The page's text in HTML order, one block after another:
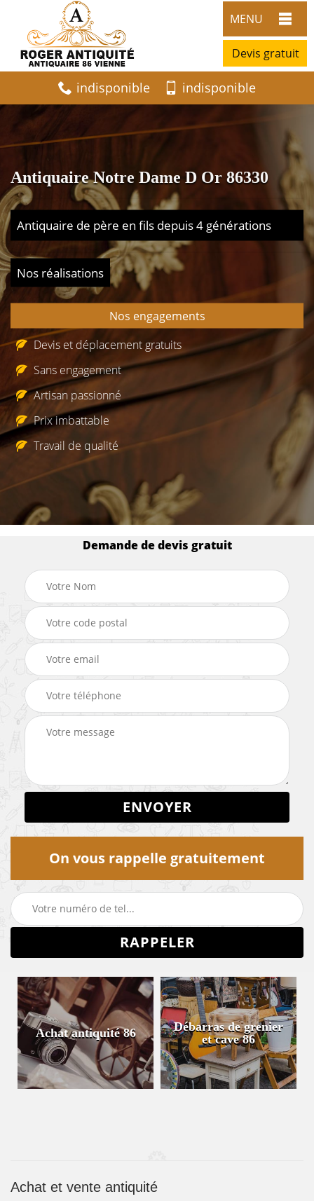
MENU
Devis gratuit
indisponible indisponible
Antiquaire Notre Dame D Or 86330
Antiquaire de père en fils depuis 4 générations
Nos réalisations
Nos engagements
Devis et déplacement gratuits
Sans engagement
Artisan passionné
Prix imbattable
Travail de qualité
Demande de devis gratuit
On vous rappelle gratuitement
Achat antiquité 86
Débarras de grenier
et cave 86
Achat et vente antiquité